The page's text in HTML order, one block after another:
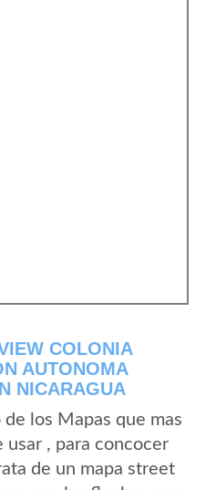
COLONIA
AUTONOMA
NICARAGUA
los Mapas que mas
usar , para concocer
de un mapa street